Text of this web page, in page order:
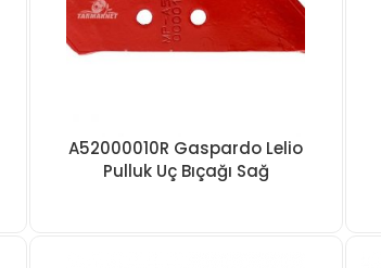
A52000010R Gaspardo Lelio
Pulluk Uç Bıçağı Sağ